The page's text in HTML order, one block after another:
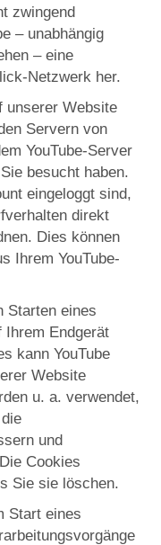
zwingend
– unabhängig
– eine
Netzwerk her.
unserer Website
Servern von
YouTube-Server
besucht haben.
eingeloggt sind,
direkt
Dies können
Ihrem YouTube-
Starten eines
Ihrem Endgerät
kann YouTube
Website
u. a. verwendet,
und
Cookies
Sie sie löschen.
Start eines